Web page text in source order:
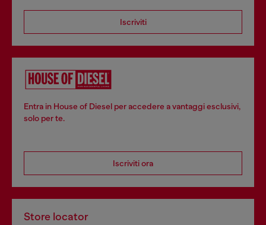
Iscriviti
Entra in House of Diesel per accedere a vantaggi esclusivi,
solo per te.
Iscriviti ora
Store locator